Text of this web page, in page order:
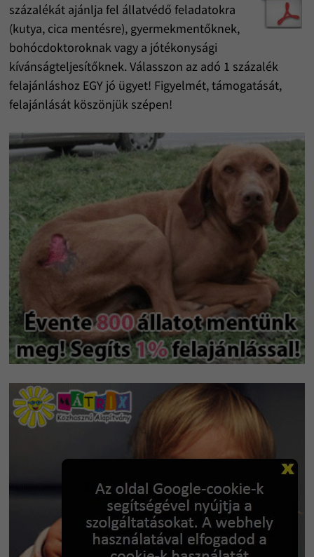
százalékát ajánlja fel állatvédő feladatokra
(kutya, cica mentésre), gyermekmentőknek,
bohócdoktoroknak vagy a jótékonysági
kívánságteljesítőknek. Válasszon az adó 1 százalék
felajánláshoz EGY jó ügyet! Figyelmét, támogatását,
felajánlását köszönjük szépen!